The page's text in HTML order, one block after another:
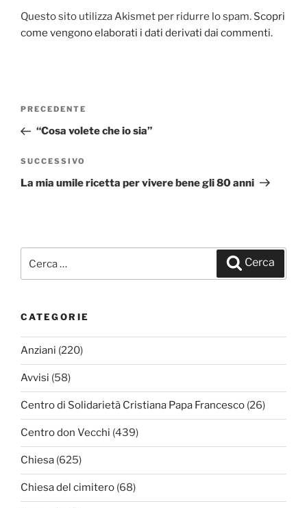
Questo sito utilizza Akismet per ridurre lo spam. Scopri
come vengono elaborati i dati derivati dai commenti.
Navigazione
Articolo
precedente:
PRECEDENTE
“Cosa volete che io sia”
Articolo
successivo
SUCCESSIVO
La mia umile ricetta per vivere bene gli 80 anni
Cerca
CATEGORIE
Anziani (220)
Avvisi (58)
Centro di Solidarietà Cristiana Papa Francesco (26)
Centro don Vecchi (439)
Chiesa (625)
Chiesa del cimitero (68)